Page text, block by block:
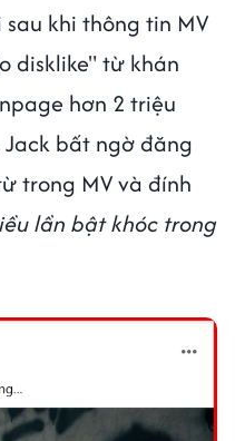
khi thông tin MV
disklike" từ khán
hơn 2 triệu
bất ngờ đăng
trong MV và đính
lần bật khóc trong